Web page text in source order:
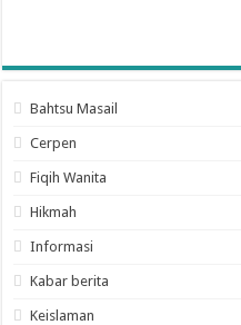
Bahtsu Masail
Cerpen
Fiqih Wanita
Hikmah
Informasi
Kabar berita
Keislaman